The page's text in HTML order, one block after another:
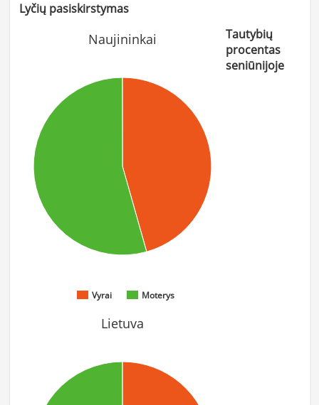
Lyčių pasiskirstymas
Naujininkai
Vyrai Moterys
Lietuva
Tautybių
procentas
seniūnijoje